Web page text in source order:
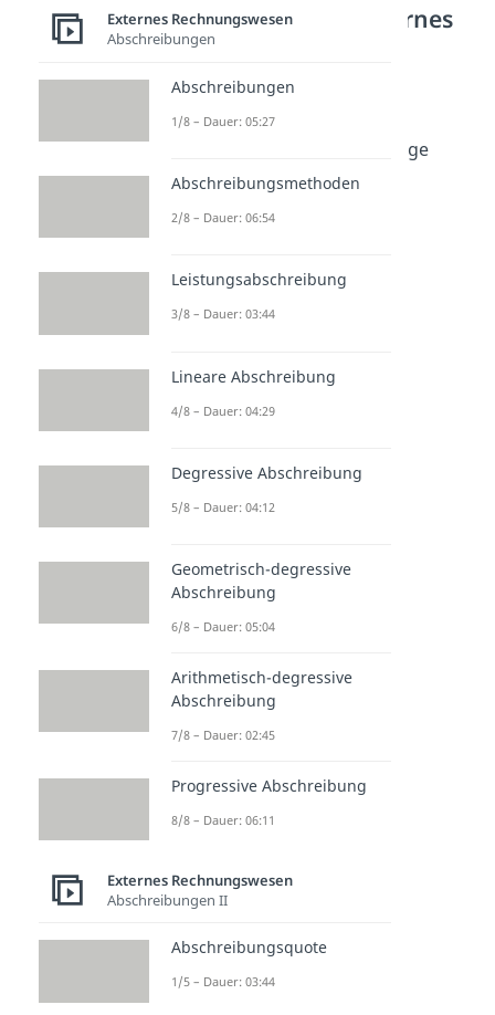
Weitere Inhalte: Externes
Rechnungswesen
Bilanzierung
Latente Steuern
Dauer: 06:04
Privatentnahme & Privateinlage
Aktivtausch & Passivtausch
Dauer: 02:40
Dauer: 02:10
Bilanzanalyse
Dauer: 03:29
Anlagenspiegel
Dauer: 04:26
Externes Rechnungswesen
Abschreibungen
Abschreibungen
1/8 – Dauer: 05:27
Abschreibungsmethoden
2/8 – Dauer: 06:54
Leistungsabschreibung
3/8 – Dauer: 03:44
Lineare Abschreibung
4/8 – Dauer: 04:29
Degressive Abschreibung
5/8 – Dauer: 04:12
Geometrisch-degressive
Abschreibung
6/8 – Dauer: 05:04
Arithmetisch-degressive
Abschreibung
7/8 – Dauer: 02:45
Progressive Abschreibung
8/8 – Dauer: 06:11
Externes Rechnungswesen
Abschreibungen II
Abschreibungsquote
1/5 – Dauer: 03:44